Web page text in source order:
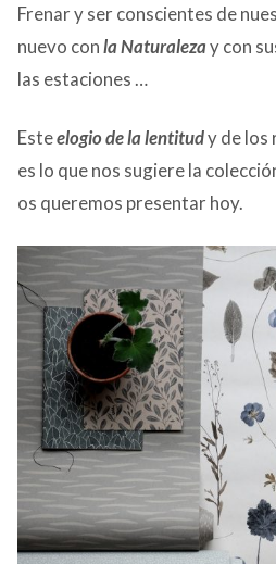
Frenar y ser conscientes de
nuevo conla Naturalezay con
las estaciones …
Esteelogio de la lentitudy de los
es lo que nos sugiere la
os queremos presentar hoy.